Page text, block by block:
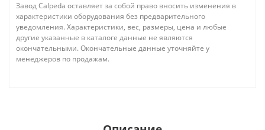
Завод Calpeda оставляет за собой право вносить изменения в
характеристики оборудования без предварительного
уведомления. Характеристики, вес, размеры, цена и любые
другие указанные в каталоге данные не являются
окончательными. Окончательные данные уточняйте у
менеджеров по продажам.